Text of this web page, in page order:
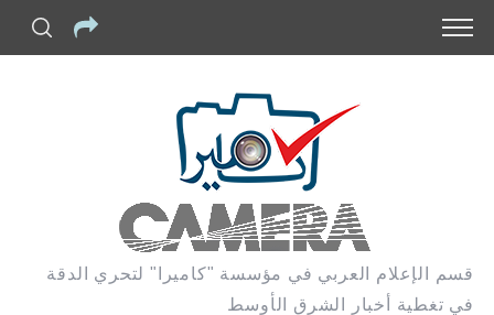
قسم الإعلام العربي في مؤسسة "كاميرا" لتحري الدقة
في تغطية أخبار الشرق الأوسط